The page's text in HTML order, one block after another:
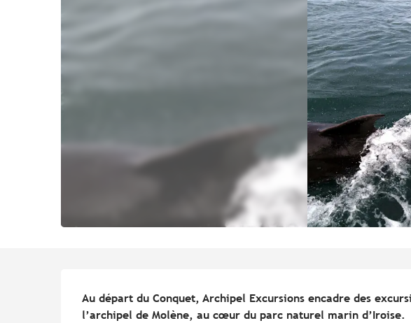
Au départ du Conquet, Archipel Excursions encadre des
l’archipel de Molène, au cœur du parc naturel marin d’Iroise.